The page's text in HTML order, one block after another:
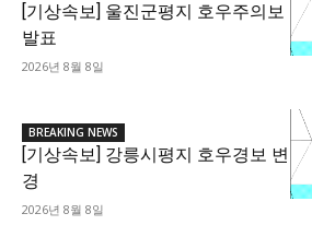
[기상속보] 울진군평지 호우주의보
발표
2026년 8월 8일
BREAKING NEWS
[기상속보] 강릉시평지 호우경보 변
경
2026년 8월 8일